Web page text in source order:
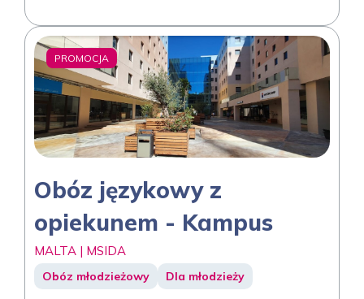
PROMOCJA
Obóz językowy z
opiekunem - Kampus
MALTA | MSIDA
Obóz młodzieżowy Dla młodzieży